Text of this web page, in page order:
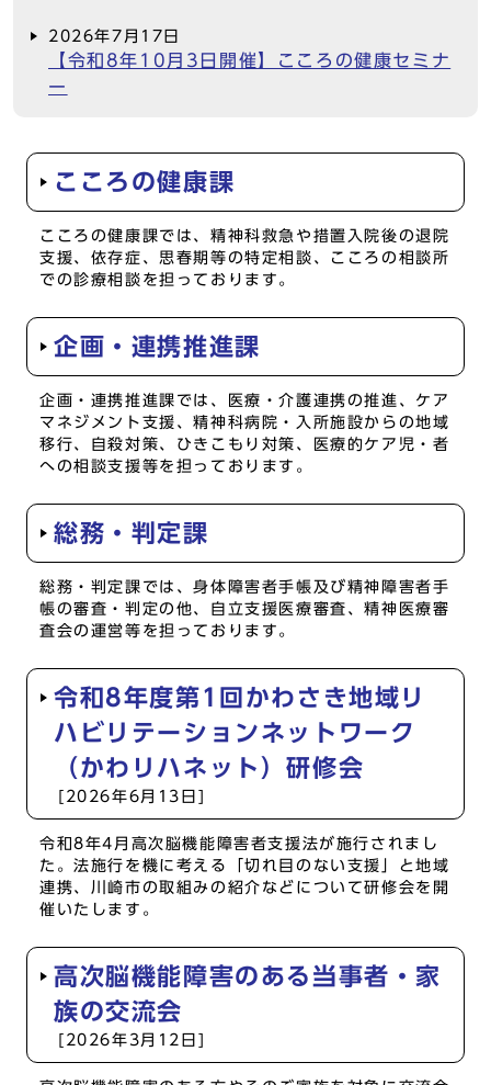
2026年7月17日
【令和8年10月3日開催】こころの健康セミナ
ー
こころの健康課
こころの健康課では、精神科救急や措置入院後の退院
支援、依存症、思春期等の特定相談、こころの相談所
での診療相談を担っております。
企画・連携推進課
企画・連携推進課では、医療・介護連携の推進、ケア
マネジメント支援、精神科病院・入所施設からの地域
移行、自殺対策、ひきこもり対策、医療的ケア児・者
への相談支援等を担っております。
総務・判定課
総務・判定課では、身体障害者手帳及び精神障害者手
帳の審査・判定の他、自立支援医療審査、精神医療審
査会の運営等を担っております。
令和8年度第1回かわさき地域リ
ハビリテーションネットワーク
（かわリハネット）研修会
[2026年6月13日]
令和8年4月高次脳機能障害者支援法が施行されまし
た。法施行を機に考える「切れ目のない支援」と地域
連携、川崎市の取組みの紹介などについて研修会を開
催いたします。
高次脳機能障害のある当事者・家
族の交流会
[2026年3月12日]